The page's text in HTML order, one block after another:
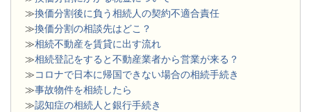
≫換価分割後に負う相続人の契約不適合責任
≫換価分割の相談先はどこ？
≫相続不動産を賃貸に出す流れ
≫相続登記をすると不動産業者から営業が来る？
≫コロナで日本に帰国できない場合の相続手続き
≫事故物件を相続したら
≫認知症の相続人と銀行手続き